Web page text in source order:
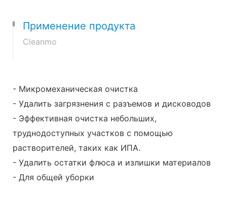
Применение продукта
Cleanmo
- Микромеханическая очистка
- Удалить загрязнения с разъемов и дисководов
- Эффективная очистка небольших,
труднодоступных участков с помощью
растворителей, таких как ИПА.
- Удалить остатки флюса и излишки материалов
- Для общей уборки